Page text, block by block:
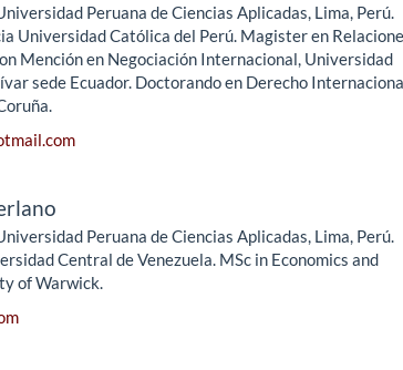
Peruana de Ciencias Aplicadas, Lima, Perú.
Universidad Católica del Perú. Magister en
Mención en Negociación Internacional, Universidad
sede Ecuador. Doctorando en Derecho
Peruana de Ciencias Aplicadas, Lima, Perú.
Central de Venezuela. MSc in Economics and
of Warwick.